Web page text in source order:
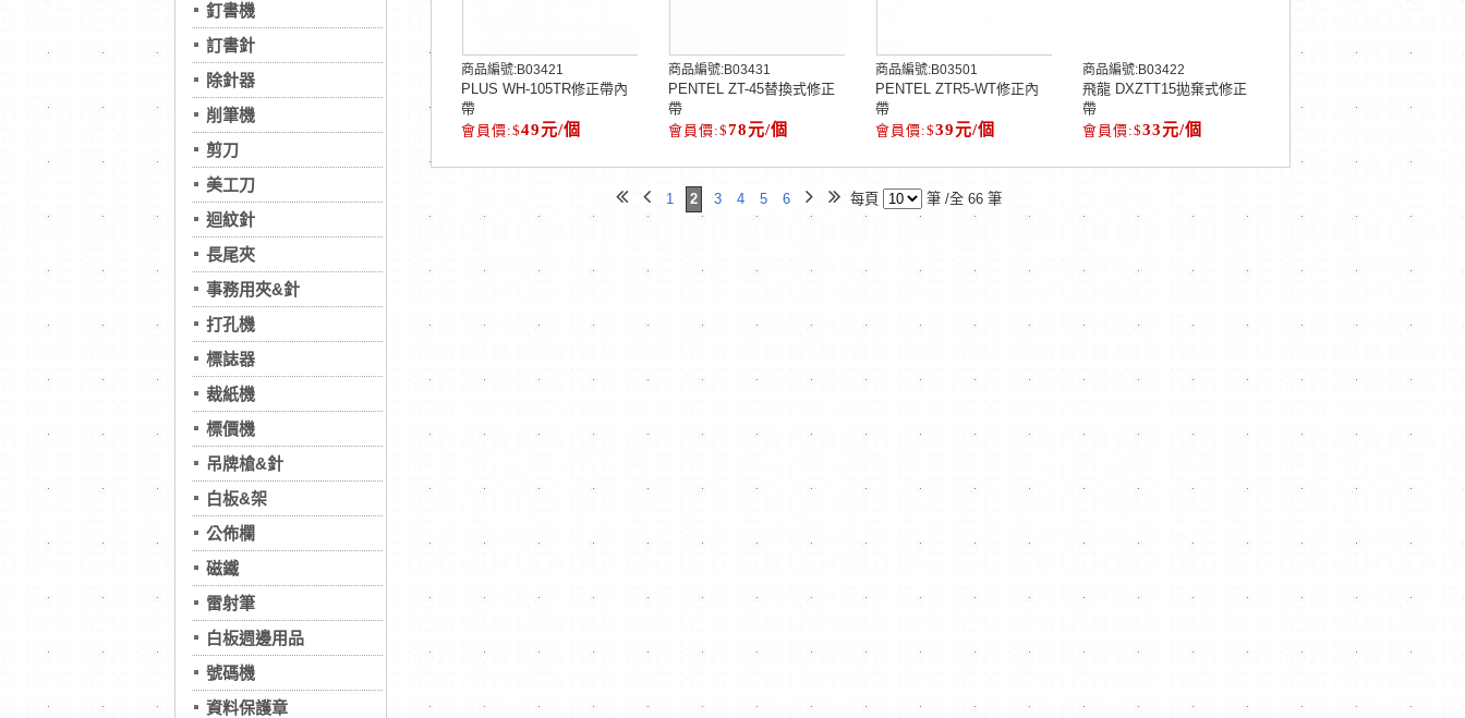
釘書機
訂書針
除針器
削筆機
剪刀
美工刀
迴紋針
長尾夾
事務用夾&針
打孔機
標誌器
裁紙機
標價機
吊牌槍&針
白板&架
公佈欄
磁鐵
雷射筆
白板週邊用品
號碼機
資料保護章
商品編號:B03421
PLUS WH-105TR修正帶內
帶
49元/個
商品編號:B03431
PENTEL ZT-45替換式修正
帶
78元/個
商品編號:B03501
PENTEL ZTR5-WT修正內
帶
39元/個
商品編號:B03422
飛龍 DXZTT15拋棄式修正
帶
33元/個
1 2 3 4 5 6 每頁 筆 /全 66 筆